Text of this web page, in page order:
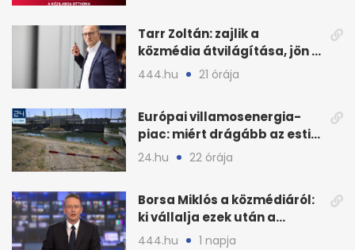
Tarr Zoltán: zajlik a
közmédia átvilágítása, jön a
nyilvános véleményezés
444.hu 21 órája
Európai villamosenergia-
piac: miért drágább az esti
áram Magyarországon
24.hu 22 órája
Borsa Miklós a közmédiáról:
ki vállalja ezek után a
munkát?
444.hu 1 napja